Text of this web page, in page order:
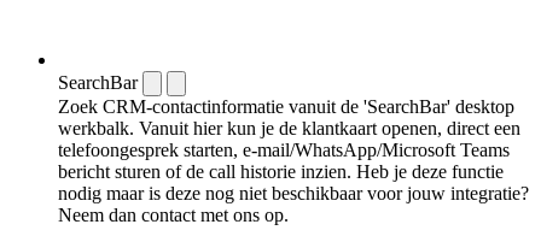
SearchBar
Zoek CRM-contactinformatie vanuit de 'SearchBar' desktop
werkbalk. Vanuit hier kun je de klantkaart openen, direct een
telefoongesprek starten, e-mail/WhatsApp/Microsoft Teams
bericht sturen of de call historie inzien. Heb je deze functie
nodig maar is deze nog niet beschikbaar voor jouw integratie?
Neem dan contact met ons op.